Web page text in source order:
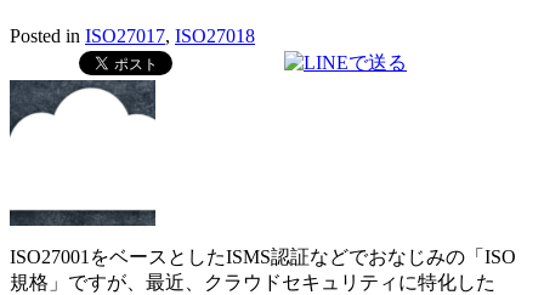
Posted in ISO27017, ISO27018
ISO27001をベースとしたISMS認証などでおなじみの「ISO
規格」ですが、最近、クラウドセキュリティに特化した